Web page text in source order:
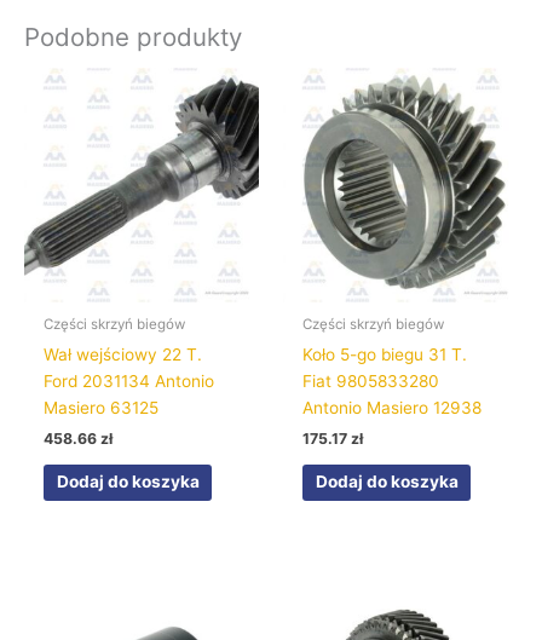
Podobne produkty
Części skrzyń biegów
Wał wejściowy 22 T.
Ford 2031134 Antonio
Masiero 63125
458.66zł
Dodaj do koszyka
Części skrzyń biegów
Koło 5-go biegu 31 T.
Fiat 9805833280
Antonio Masiero 12938
175.17zł
Dodaj do koszyka